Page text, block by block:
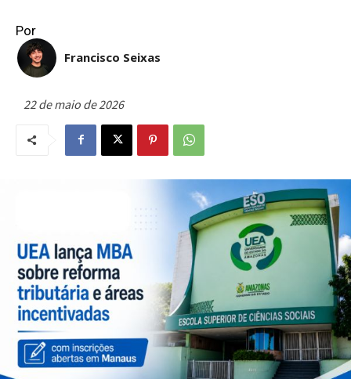
Por
Francisco Seixas
22 de maio de 2026